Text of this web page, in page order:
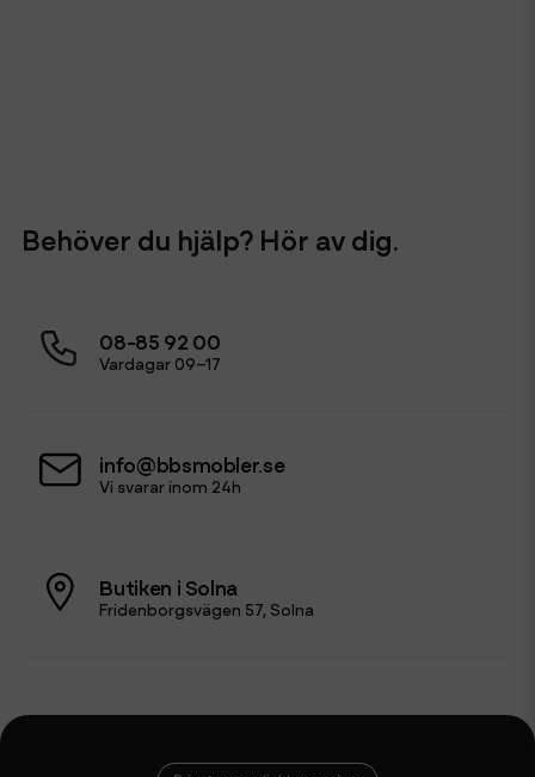
Behöver du hjälp? Hör av dig.
08-85 92 00
Vardagar 09–17
info@bbsmobler.se
Vi svarar inom 24h
Butiken i Solna
Fridenborgsvägen 57, Solna